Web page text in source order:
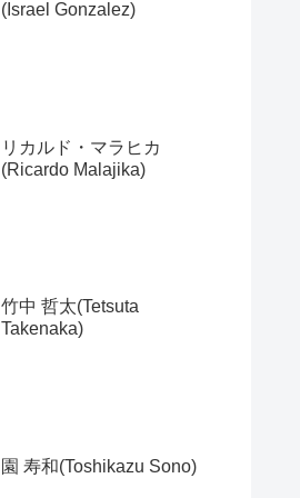
(Israel Gonzalez)
リカルド・マラヒカ
(Ricardo Malajika)
竹中 哲太(Tetsuta
Takenaka)
園 寿和(Toshikazu Sono)